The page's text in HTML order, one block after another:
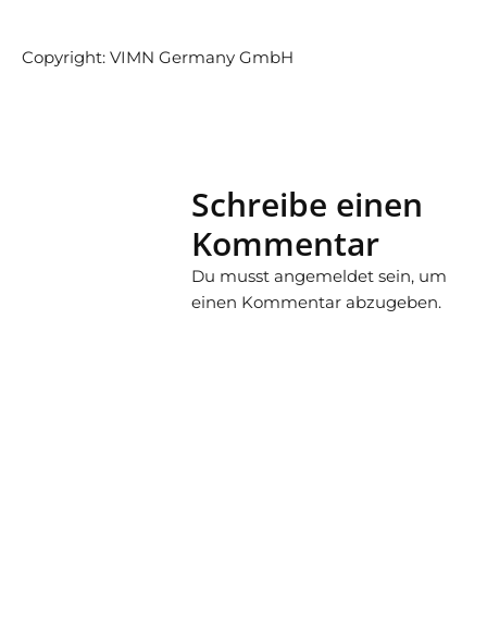
Copyright: VIMN Germany GmbH
Schreibe einen
Kommentar
Du musst angemeldetsein, um
einen Kommentar abzugeben.